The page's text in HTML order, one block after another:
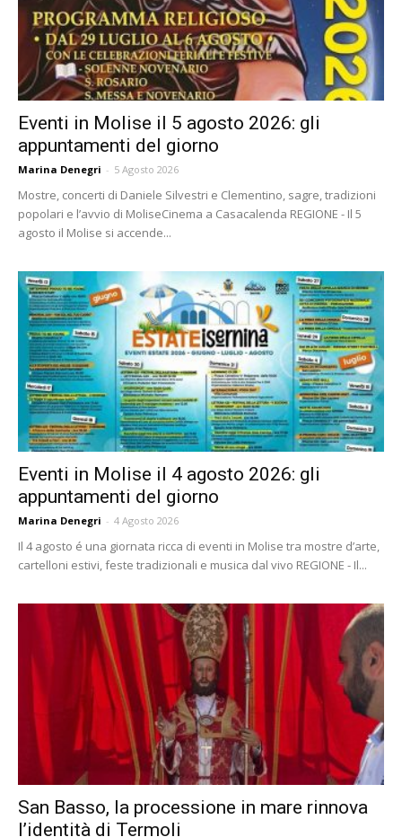
Eventi in Molise il 5 agosto 2026: gli
appuntamenti del giorno
Marina Denegri - 5 Agosto 2026
Mostre, concerti di Daniele Silvestri e Clementino, sagre, tradizioni
popolari e l’avvio di MoliseCinema a Casacalenda REGIONE - Il 5
agosto il Molise si accende...
Eventi in Molise il 4 agosto 2026: gli
appuntamenti del giorno
Marina Denegri - 4 Agosto 2026
Il 4 agosto é una giornata ricca di eventi in Molise tra mostre d’arte,
cartelloni estivi, feste tradizionali e musica dal vivo REGIONE - Il...
San Basso, la processione in mare rinnova
l’identità di Termoli